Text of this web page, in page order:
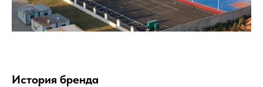
История бренда